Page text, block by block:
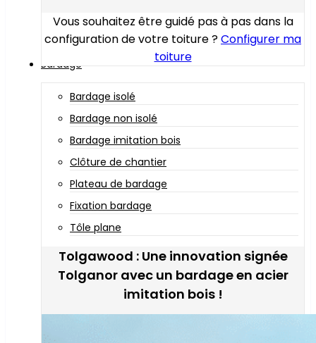
Vous souhaitez être guidé pas à pas dans la
configuration de votre toiture ?Configurer ma
toiture
Bardage
Bardage isolé
Bardage non isolé
Bardage imitation bois
Clôture de chantier
Plateau de bardage
Fixation bardage
Tôle plane
Tolgawood : Une innovation signée
Tolganor avec un bardage en acier
imitation bois !